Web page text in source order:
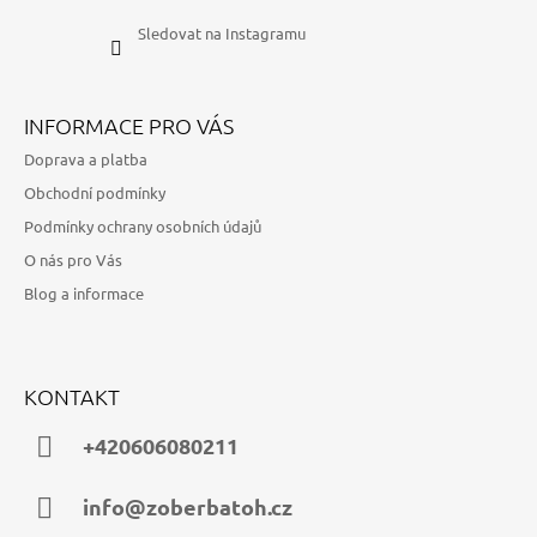
Sledovat na Instagramu
INFORMACE PRO VÁS
Doprava a platba
Obchodní podmínky
Podmínky ochrany osobních údajů
O nás pro Vás
Blog a informace
KONTAKT
+420606080211
info@zoberbatoh.cz